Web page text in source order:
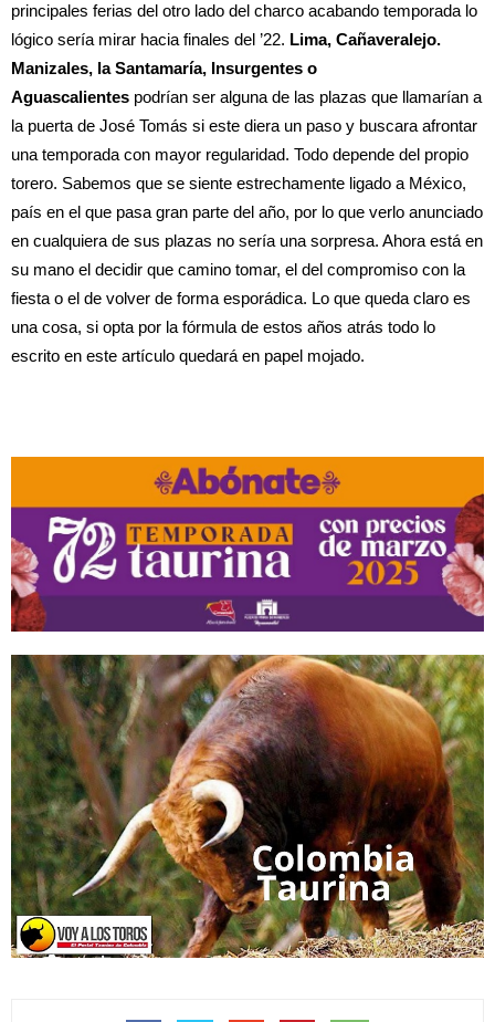
principales ferias del otro lado del charco acabando temporada lo
lógico sería mirar hacia finales del ’22. Lima, Cañaveralejo.
Manizales, la Santamaría, Insurgentes o
Aguascalientes podrían ser alguna de las plazas que llamarían a
la puerta de José Tomás si este diera un paso y buscara afrontar
una temporada con mayor regularidad. Todo depende del propio
torero. Sabemos que se siente estrechamente ligado a México,
país en el que pasa gran parte del año, por lo que verlo anunciado
en cualquiera de sus plazas no sería una sorpresa. Ahora está en
su mano el decidir que camino tomar, el del compromiso con la
fiesta o el de volver de forma esporádica. Lo que queda claro es
una cosa, si opta por la fórmula de estos años atrás todo lo
escrito en este artículo quedará en papel mojado.